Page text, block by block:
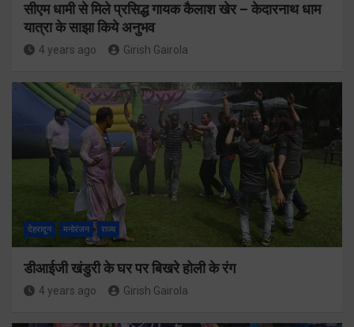
सीएम धामी से मिले प्रसिद्ध गायक कैलाश खेर – केदारनाथ धाम
यात्रा के साझा किये अनुभव
4 years ago Girish Gairola
देहरादून मनोरंजन राज्य
डीआईजी खंडुरी के घर पर बिखरे होली के रंग
4 years ago Girish Gairola